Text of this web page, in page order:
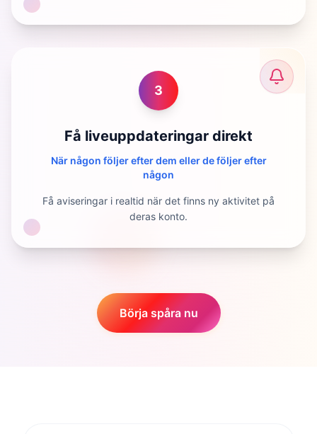
3
Få liveuppdateringar direkt
När någon följer efter dem eller de följer efter
någon
Få aviseringar i realtid när det finns ny aktivitet på
deras konto.
Börja spåra nu